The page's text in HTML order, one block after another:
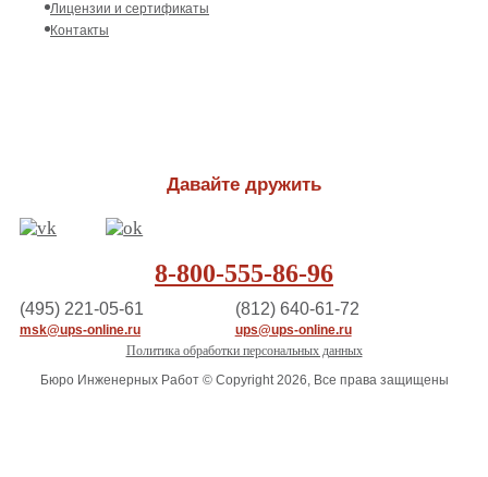
Лицензии и сертификаты
Контакты
Давайте дружить
8-800-555-86-96
(495) 221-05-61
msk@ups-online.ru
(812) 640-61-72
ups@ups-online.ru
Политика обработки персональных данных
Бюро Инженерных Работ © Copyright 2026, Все права защищены